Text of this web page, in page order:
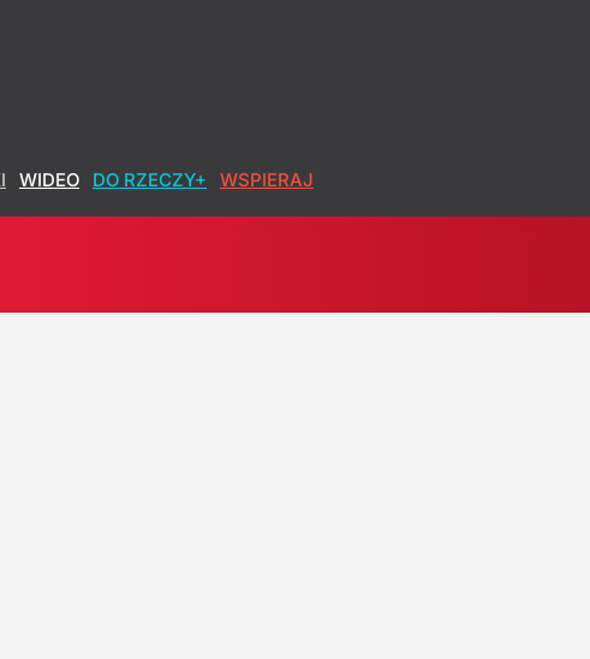
WIDEO DO RZECZY+ WSPIERAJ